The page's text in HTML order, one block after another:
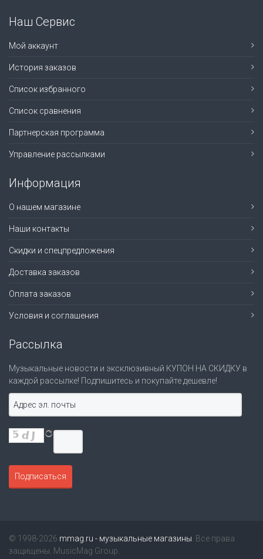
Наш Сервис
Мой аккаунт
История заказов
Список избранного
Список сравнения
Партнерская программа
Управление рассылками
Информация
О нашем магазине
Наши контакты
Скидки и спецпредложения
Доставка заказов
Оплата заказов
Условия и соглашения
Рассылка
Музыкальные новости и эксклюзивный КУПОН НА СКИДКУ в
каждой рассылке! Подпишитесь и покупайте дешевле!
© 1998-2026 mmag.ru - музыкальные магазины . Все права
защищены. MusicMag Group.